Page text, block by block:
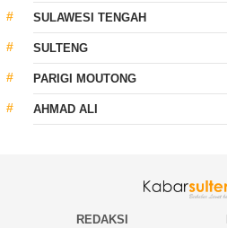
SULAWESI TENGAH
SULTENG
PARIGI MOUTONG
AHMAD ALI
REDAKSI